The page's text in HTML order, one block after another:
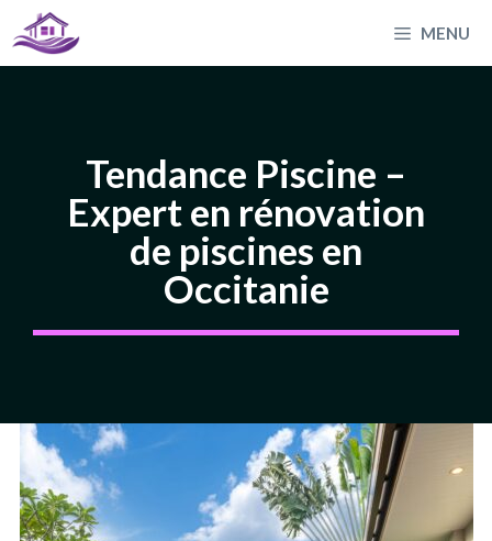
Aller
au
MENU
Tendance Piscine –
Expert en rénovation
de piscines en
Occitanie